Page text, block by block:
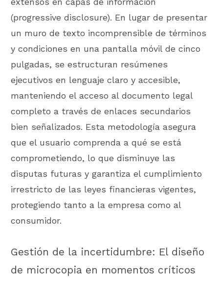
(progressive disclosure). En lugar de presentar
un muro de texto incomprensible de términos
y condiciones en una pantalla móvil de cinco
pulgadas, se estructuran resúmenes
ejecutivos en lenguaje claro y accesible,
manteniendo el acceso al documento legal
completo a través de enlaces secundarios
bien señalizados. Esta metodología asegura
que el usuario comprenda a qué se está
comprometiendo, lo que disminuye las
disputas futuras y garantiza el cumplimiento
irrestricto de las leyes financieras vigentes,
protegiendo tanto a la empresa como al
consumidor.
Gestión de la incertidumbre: El diseño
de microcopia en momentos críticos